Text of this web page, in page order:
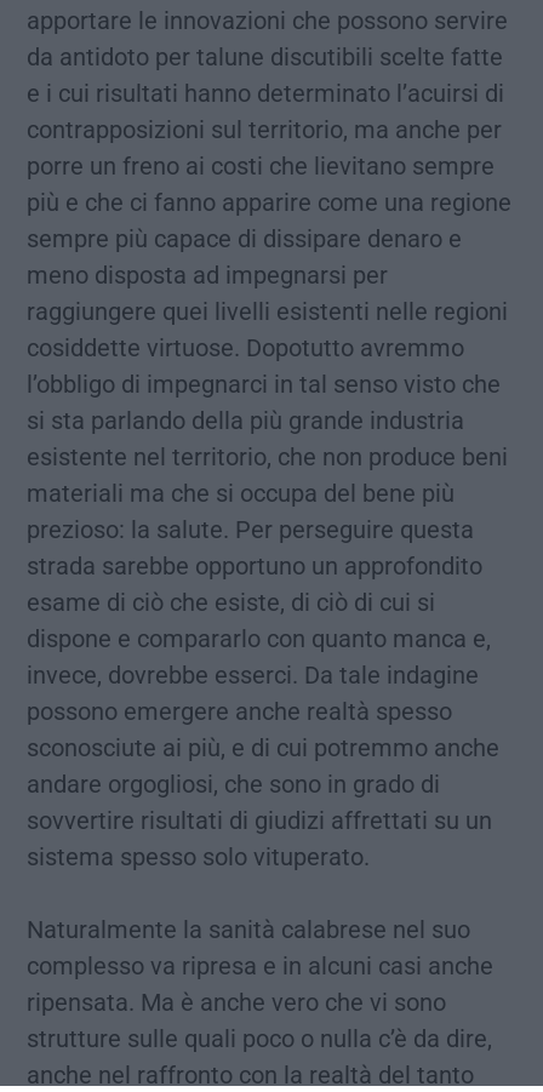
apportare le innovazioni che possono servire
da antidoto per talune discutibili scelte fatte
e i cui risultati hanno determinato l’acuirsi di
contrapposizioni sul territorio, ma anche per
porre un freno ai costi che lievitano sempre
più e che ci fanno apparire come una regione
sempre più capace di dissipare denaro e
meno disposta ad impegnarsi per
raggiungere quei livelli esistenti nelle regioni
cosiddette virtuose. Dopotutto avremmo
l’obbligo di impegnarci in tal senso visto che
si sta parlando della più grande industria
esistente nel territorio, che non produce beni
materiali ma che si occupa del bene più
prezioso: la salute. Per perseguire questa
strada sarebbe opportuno un approfondito
esame di ciò che esiste, di ciò di cui si
dispone e compararlo con quanto manca e,
invece, dovrebbe esserci. Da tale indagine
possono emergere anche realtà spesso
sconosciute ai più, e di cui potremmo anche
andare orgogliosi, che sono in grado di
sovvertire risultati di giudizi affrettati su un
sistema spesso solo vituperato.
Naturalmente la sanità calabrese nel suo
complesso va ripresa e in alcuni casi anche
ripensata. Ma è anche vero che vi sono
strutture sulle quali poco o nulla c’è da dire,
anche nel raffronto con la realtà del tanto